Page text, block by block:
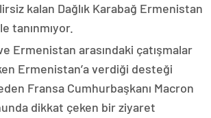
kalan Dağlık Karabağ Ermenistan
tanınmıyor.
Ermenistan arasındaki çatışmalar
Ermenistan’a verdiği desteği
Fransa Cumhurbaşkanı Macron
dikkat çeken bir ziyaret